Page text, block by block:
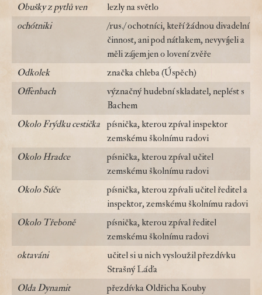
Obušky z pytlů ven
lezly na světlo
ochótniki
/rus./ ochotníci, kteří žádnou divadelní
činnost, ani pod nátlakem, nevyvíjeli a
měli zájem jen o lovení zvěře
Odkolek
značka chleba (Úspěch)
Offenbach
význačný hudební skladatel, neplést s
Bachem
Okolo Frýdku cestička
písnička, kterou zpíval inspektor
zemskému školnímu radovi
Okolo Hradce
písnička, kterou zpíval učitel
zemskému školnímu radovi
Okolo Súče
písnička, kterou zpívali učitel ředitel a
inspektor, zemskému školnímu radovi
Okolo Třeboně
písnička, kterou zpíval ředitel
zemskému školnímu radovi
oktaváni
učitel si u nich vysloužil přezdívku
Strašný Láďa
Olda Dynamit
přezdívka Oldřicha Kouby